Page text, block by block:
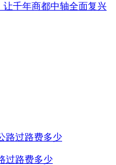
让千年商都中轴全面复兴
路过路费多少
过路费多少